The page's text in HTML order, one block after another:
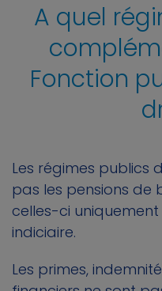
A quel
Fonction
Les régimes publics
pas les pensions de
celles-ci
indiciaire.
Les primes,